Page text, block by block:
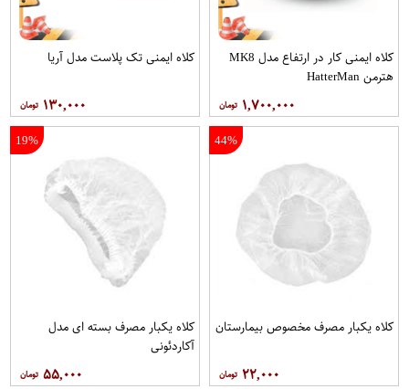
کلاه ایمنی کار در ارتفاع مدل MK8
هترمن HatterMan
۱,۷۰۰,۰۰۰
کلاه ایمنی تک پلاست مدل آریا
۱۳۰,۰۰۰
44%
کلاه يکبار مصرف مخصوص بيمارستان
۲۲,۰۰۰
19%
کلاه يکبار مصرف بسته ای مدل
آکاردئونی
۵۵,۰۰۰